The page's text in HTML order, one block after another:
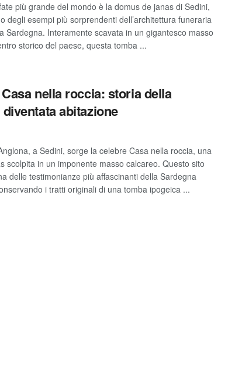
più grande del mondo è la domus de janas di Sedini,
degli esempi più sorprendenti dell’architettura funeraria
Sardegna. Interamente scavata in un gigantesco masso
storico del paese, questa tomba ...
nella roccia: storia della
abitazione
a Sedini, sorge la celebre Casa nella roccia, una
scolpita in un imponente masso calcareo. Questo sito
delle testimonianze più affascinanti della Sardegna
i tratti originali di una tomba ipogeica ...